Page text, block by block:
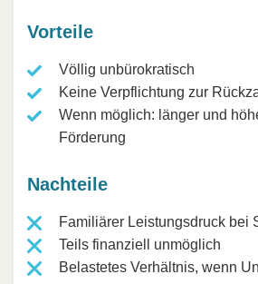
Vorteile
Völlig unbürokratisch
Keine Verpflichtung zur
Wenn möglich: länger und
Förderung
Nachteile
Familiärer Leistungsdruck bei
Teils finanziell unmöglich
Belastetes Verhältnis, wenn